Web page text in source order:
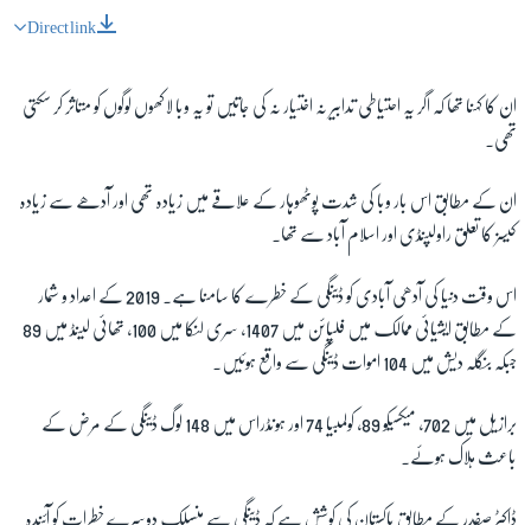
Direct link
ان کا کہنا تھا کہ اگر يہ احتياطی تدابير نہ اختيار نہ کی جاتیں تو يہ وبا لاکھوں لوگوں کو متاثر کر سکتی
تھی۔
ان کے مطابق اس بار وبا کی شدت پوٹھوہار کے علاقے ميں زيادہ تھی اور آدھے سے زيادہ
کيسز کا تعلق راولپنڈی اور اسلام آباد سے تھا۔
اس وقت دنيا کی آدھی آبادی کو ڈينگی کے خطرے کا سامنا ہے۔ 2019 کے اعداد و شمار
کے مطابق ايشيائی ممالک ميں فلپائن ميں 1407، سری لنکا ميں 100، تھائی لينڈ ميں 89
جبکہ بنگلہ ديش ميں 104 اموات ڈینگی سے واقع ہوئيں۔
برازيل ميں 702، ميکسيکو 89، کولمبيا 74 اور ہونڈراس ميں 148 لوگ ڈينگی کے مرض کے
باعث ہلاک ہوئے۔
ڈاکٹر صفدر کے مطابق پاکستان کی کوشش ہے کہ ڈينگی سے منسلک دوسرے خطرات کو آئندہ